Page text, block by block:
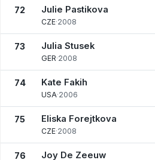
72 Julie Pastikova
CZE·2008
73 Julia Stusek
GER·2008
74 Kate Fakih
USA·2006
75 Eliska Forejtkova
CZE·2008
76 Joy De Zeeuw